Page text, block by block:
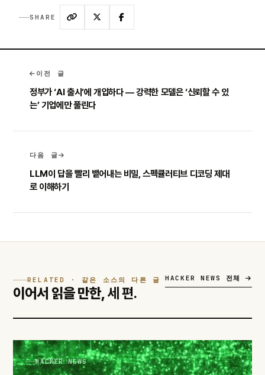
SHARE
이전 글
정부가 ‘AI 출시’에 개입하다 — 강력한 모델은 ‘신뢰할 수 있
는’ 기업에만 풀린다
다음 글
LLM이 답을 빨리 뱉어내는 비밀, 스펙큘러티브 디코딩 제대
로 이해하기
RELATED · 같은 소스의 다른 글
이어서 읽을 만한,세 편.
HACKER NEWS 전체
HACKER NEWS